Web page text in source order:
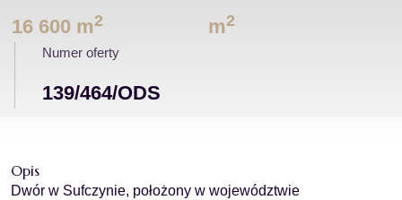
16 600 m2 m2
Numer oferty
139/464/ODS
Opis
Dwór w Sufczynie, położony w województwie